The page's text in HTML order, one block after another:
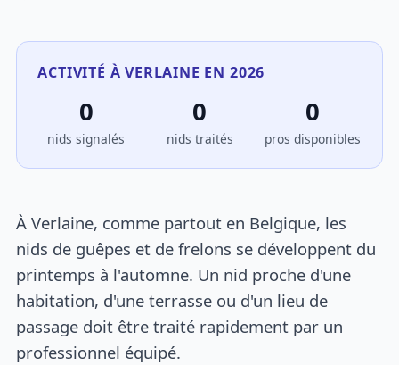
ACTIVITÉ À VERLAINE EN 2026
0
nids signalés
0
nids traités
0
pros disponibles
À Verlaine, comme partout en Belgique, les
nids de guêpes et de frelons se développent du
printemps à l'automne. Un nid proche d'une
habitation, d'une terrasse ou d'un lieu de
passage doit être traité rapidement par un
professionnel équipé.